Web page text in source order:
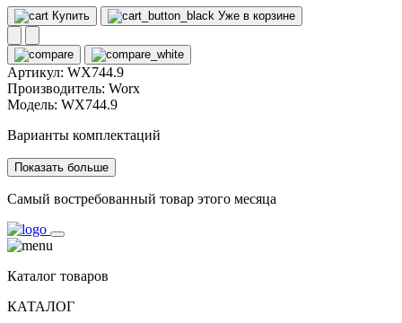
Купить Уже в корзине
Артикул: WX744.9
Производитель: Worx
Модель: WX744.9
Варианты комплектаций
Показать больше
Самый востребованный товар этого месяца
Каталог товаров
КАТАЛОГ